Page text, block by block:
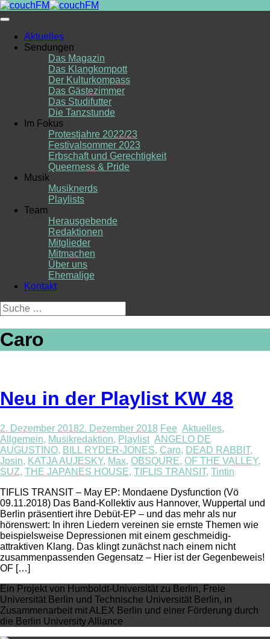
Skip
to
Aktuelles
Sendungen
Das Magazin
Das Klangkompott
Der Kulturkompass
Das Gästezimmer
Das Studifutter
Die Tanzstunde
Im Fokus
Protestjahre 2022/23
Festivalsommer 2023
Erbschaft und Gerechtigkeit
Queerness & Pride
Musik
Musiknerds
Playlists
Team
Herausgebende
Redaktionen
Mitglieder
Mitmachen
Über uns
Ehemalige
Kontakt
Suche
nach:
Caro
Neu in der Playlist KW 48
2. Dezember 20182. Dezember 2018 Fee Aktuelles,
Allgemein, Musikredaktion, Playlist ANGELO DE
AUGUSTINO, BILL RYDER-JONES, Caro, DEAD RABBIT,
Josin, KATJA AUJESKY, Max, OBSQURE, OF THE VALLEY,
SUZ, THE JAPANES HOUSE, TIFLIS TRANSIT, Tintin
TIFLIS TRANSIT – May EP: Mondaene Dysfunction (Vö
09.11.2018) Das Band-Kollektiv aus Hannover, Wuppertal und
Berlin präsentiert ihre Debüt-EP – und das mehr als nur
hörenswert: In ihren Liedern vereinen sie ernste Themen wie
beispielsweise Depressionen mit einem geschmeidig-
attraktiven Klang. Das klingt zunächst nach einem nicht
zusammenpassenden Gegensatz – Hier ist der Gegenbeweis!
OF […]
Ein Projekt von Humboldt-Universität zu Berlin, Freie
Universität Berlin und Technische Universität Berlin, in
Zusammenarbeit mit ALEX Berlin und einer Förderung durch
die Berlin University Alliance